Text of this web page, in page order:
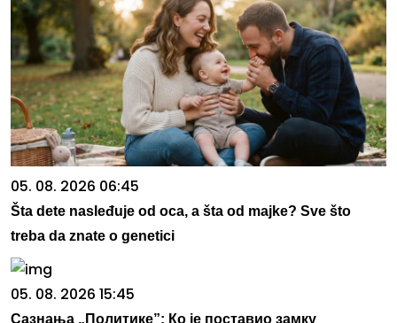
05. 08. 2026 06:45
Šta dete nasleđuje od oca, a šta od majke? Sve što
treba da znate o genetici
05. 08. 2026 15:45
Сазнања „Политике”: Ко је поставио замку